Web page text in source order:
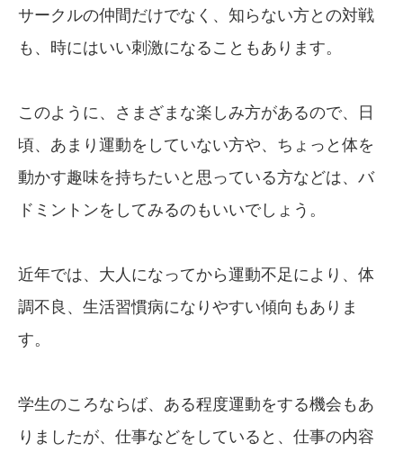
サークルの仲間だけでなく、知らない方との対戦
も、時にはいい刺激になることもあります。
このように、さまざまな楽しみ方があるので、日
頃、あまり運動をしていない方や、ちょっと体を
動かす趣味を持ちたいと思っている方などは、バ
ドミントンをしてみるのもいいでしょう。
近年では、大人になってから運動不足により、体
調不良、生活習慣病になりやすい傾向もありま
す。
学生のころならば、ある程度運動をする機会もあ
りましたが、仕事などをしていると、仕事の内容